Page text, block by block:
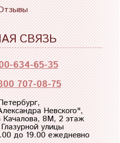
СВЯЗЬ
634-65-35
707-08-75
Невского",
8М, 2 этаж
улицы
до 19.00 ежедневно